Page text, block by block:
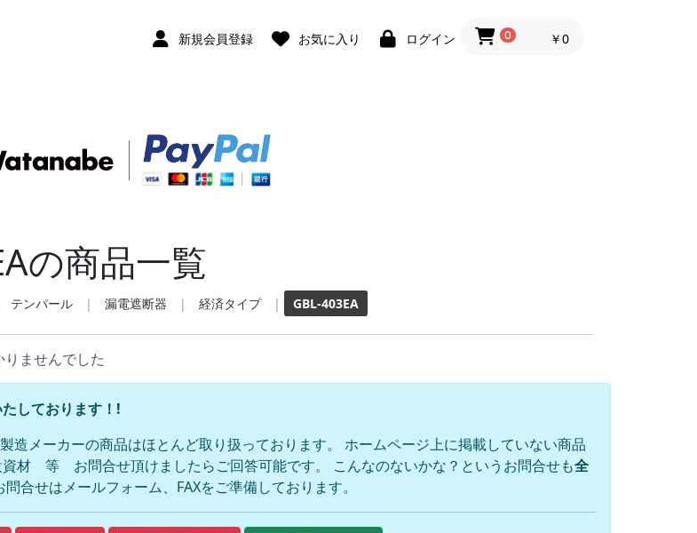
新規会員登録 お気に入り ログイン 0 ￥0
の商品一覧
テンパール | 漏電遮断器 | 経済タイプ | GBL-403EA
ませんでした
しております！!
造メーカーの商品はほとんど取り扱っております。 ホームページ上に掲載していない商品
等 お問合せ頂けましたらご回答可能です。 こんなのないかな？というお問合せも全
合せはメールフォーム、FAXをご準備しております。